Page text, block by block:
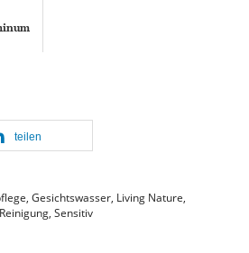
teilen
, Gesichtswasser, Living Nature,
Reinigung, Sensitiv